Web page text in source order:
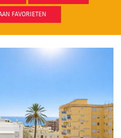
FAVORIETEN